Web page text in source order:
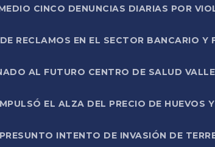
CINCO DENUNCIAS DIARIAS POR
RECLAMOS EN EL SECTOR BANCARIO Y
AL FUTURO CENTRO DE SALUD
EL ALZA DEL PRECIO DE HUEVOS
INTENTO DE INVASIÓN DE